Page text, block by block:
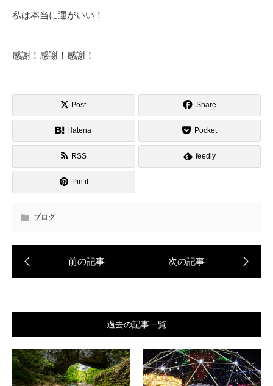
私は本当に運がいい！
感謝！感謝！感謝！
Post Share
Hatena Pocket
RSS feedly
Pin it
ブログ
過去の記事一覧